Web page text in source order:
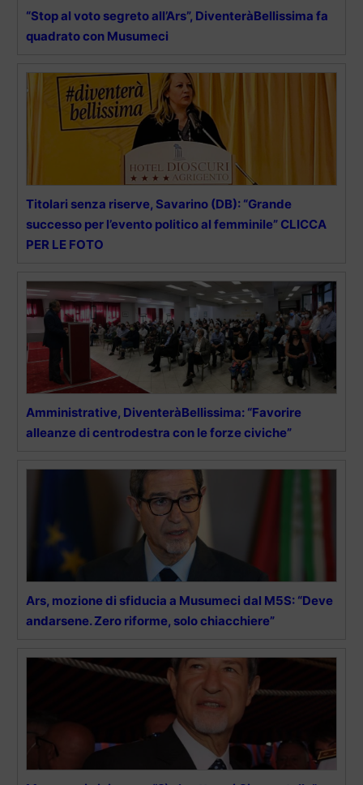
“Stop al voto segreto all’Ars”, DiventeràBellissima fa
quadrato con Musumeci
Titolari senza riserve, Savarino (DB): “Grande
successo per l’evento politico al femminile” CLICCA
PER LE FOTO
Amministrative, DiventeràBellissima: “Favorire
alleanze di centrodestra con le forze civiche”
Ars, mozione di sfiducia a Musumeci dal M5S: “Deve
andarsene. Zero riforme, solo chiacchiere”